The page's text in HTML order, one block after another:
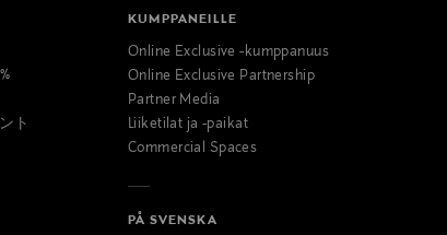
ト
KUMPPANEILLE
Online Exclusive -kumppanuus
Online Exclusive Partnership
Partner Media
Liiketilat ja -paikat
Commercial Spaces
PÅ SVENSKA